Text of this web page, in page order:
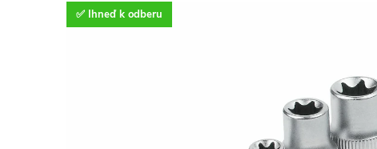
✅ Ihneď k odberu